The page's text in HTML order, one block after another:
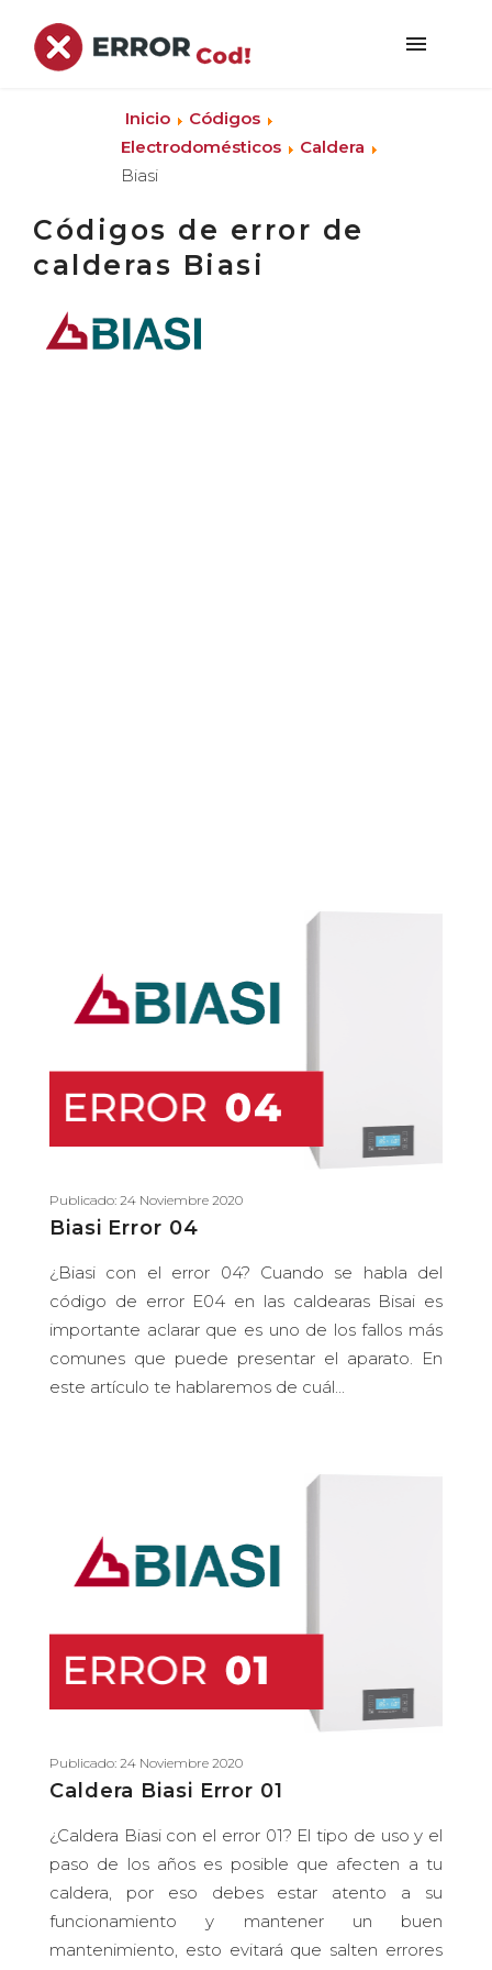
Inicio
Códigos
Electrodomésticos
Caldera
Biasi
Códigos de error de
calderas Biasi
Publicado: 24 Noviembre 2020
Biasi Error 04
¿Biasi con el error 04? Cuando se habla del
código de error E04 en las caldearas Bisai es
importante aclarar que es uno de los fallos más
comunes que puede presentar el aparato. En
este artículo te hablaremos de cuál...
Publicado: 24 Noviembre 2020
Caldera Biasi Error 01
¿Caldera Biasi con el error 01? El tipo de uso y el
paso de los años es posible que afecten a tu
caldera, por eso debes estar atento a su
funcionamiento y mantener un buen
mantenimiento, esto evitará que salten errores